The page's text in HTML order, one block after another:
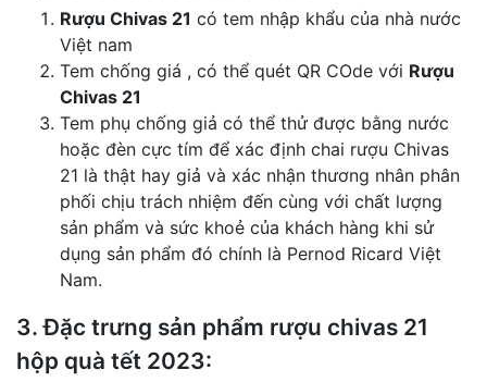
Rượu Chivas 21 có tem nhập khẩu của nhà nước
Việt nam
Tem chống giá , có thể quét QR COde với Rượu
Chivas 21
Tem phụ chống giả có thể thử được bằng nước
hoặc đèn cực tím để xác định chai rượu Chivas
21 là thật hay giả và xác nhận thương nhân phân
phối chịu trách nhiệm đến cùng với chất lượng
sản phẩm và sức khoẻ của khách hàng khi sử
dụng sản phẩm đó chính là Pernod Ricard Việt
Nam.
3. Đặc trưng sản phẩm rượu chivas 21
hộp quà tết 2023: